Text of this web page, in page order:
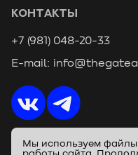
КОНТАКТЫ
+7 (981) 048-20-33
E-mail:
Все права защищены
Мы используем